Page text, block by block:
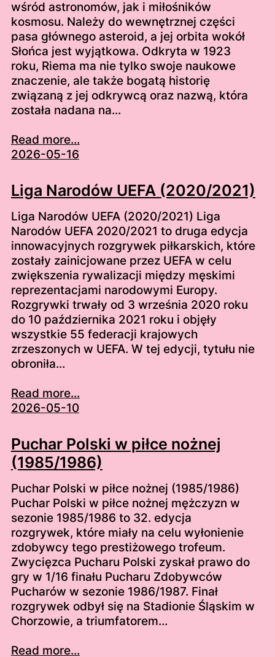
wśród astronomów, jak i miłośników
kosmosu. Należy do wewnętrznej części
pasa głównego asteroid, a jej orbita wokół
Słońca jest wyjątkowa. Odkryta w 1923
roku, Riema ma nie tylko swoje naukowe
znaczenie, ale także bogatą historię
związaną z jej odkrywcą oraz nazwą, która
została nadana na…
Read more...
2026-05-16
Liga Narodów UEFA (2020/2021)
Liga Narodów UEFA (2020/2021) Liga
Narodów UEFA 2020/2021 to druga edycja
innowacyjnych rozgrywek piłkarskich, które
zostały zainicjowane przez UEFA w celu
zwiększenia rywalizacji między męskimi
reprezentacjami narodowymi Europy.
Rozgrywki trwały od 3 września 2020 roku
do 10 października 2021 roku i objęły
wszystkie 55 federacji krajowych
zrzeszonych w UEFA. W tej edycji, tytułu nie
obroniła…
Read more...
2026-05-10
Puchar Polski w piłce nożnej
(1985/1986)
Puchar Polski w piłce nożnej (1985/1986)
Puchar Polski w piłce nożnej mężczyzn w
sezonie 1985/1986 to 32. edycja
rozgrywek, które miały na celu wyłonienie
zdobywcy tego prestiżowego trofeum.
Zwycięzca Pucharu Polski zyskał prawo do
gry w 1/16 finału Pucharu Zdobywców
Pucharów w sezonie 1986/1987. Finał
rozgrywek odbył się na Stadionie Śląskim w
Chorzowie, a triumfatorem…
Read more...